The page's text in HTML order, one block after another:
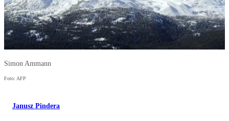
Simon Ammann
Foto: AFP
Janusz Pindera